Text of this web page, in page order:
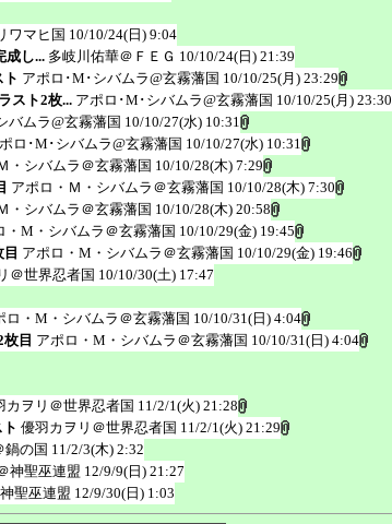
ワマヒ国 10/10/24(日) 9:04
成し... 多岐川佑華＠ＦＥＧ 10/10/24(日) 21:39
アポロ･M･シバムラ@玄霧藩国 10/10/25(月) 23:29
スト2枚... アポロ･M･シバムラ@玄霧藩国 10/10/25(月) 23:30
バムラ@玄霧藩国 10/10/27(水) 10:31
ロ･M･シバムラ@玄霧藩国 10/10/27(水) 10:31
・シバムラ＠玄霧藩国 10/10/28(木) 7:29
アポロ・Ｍ・シバムラ＠玄霧藩国 10/10/28(木) 7:30
・シバムラ＠玄霧藩国 10/10/28(木) 20:58
・M・シバムラ＠玄霧藩国 10/10/29(金) 19:45
アポロ・M・シバムラ＠玄霧藩国 10/10/29(金) 19:46
＠世界忍者国 10/10/30(土) 17:47
ロ・M・シバムラ＠玄霧藩国 10/10/31(日) 4:04
目 アポロ・M・シバムラ＠玄霧藩国 10/10/31(日) 4:04
カヲリ＠世界忍者国 11/2/1(火) 21:28
優羽カヲリ＠世界忍者国 11/2/1(火) 21:29
鍋の国 11/2/3(木) 2:32
神聖巫連盟 12/9/9(日) 21:27
聖巫連盟 12/9/30(日) 1:03